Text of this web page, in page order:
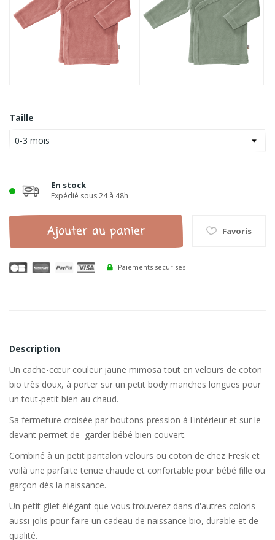
Taille
En stock
Expédié sous 24 à 48h
Ajouter au panier Favoris
Paiements sécurisés
Description
Un cache-cœur couleur jaune mimosa tout en velours de coton
bio très doux, à porter sur un petit body manches longues pour
un tout-petit bien au chaud.
Sa fermeture croisée par boutons-pression à l'intérieur et sur le
devant permet de garder bébé bien couvert.
Combiné à un petit pantalon velours ou coton de chez Fresk et
voilà une parfaite tenue chaude et confortable pour bébé fille ou
garçon dès la naissance.
Un petit gilet élégant que vous trouverez dans d'autres coloris
aussi jolis pour faire un cadeau de naissance bio, durable et de
qualité.